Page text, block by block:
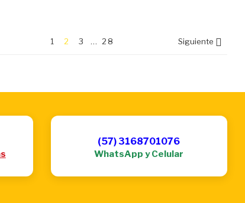
1 2 3 … 28 Siguiente 
(57) 3168701076
WhatsApp y Celular